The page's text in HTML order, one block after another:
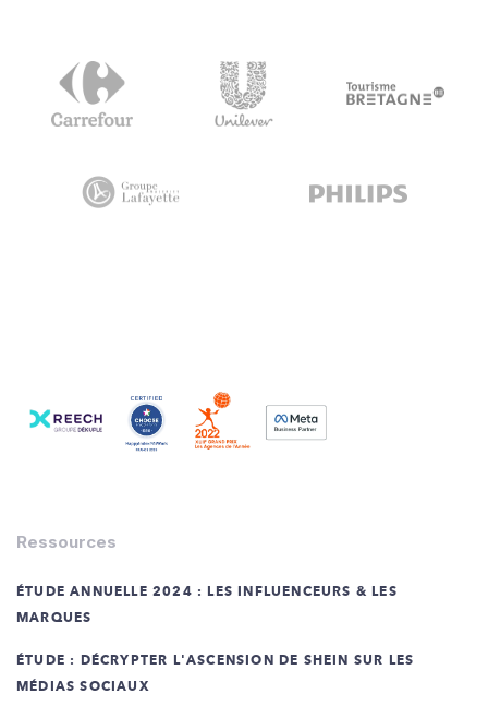
Ressources
ÉTUDE ANNUELLE 2024 : LES INFLUENCEURS & LES
MARQUES
ÉTUDE : DÉCRYPTER L'ASCENSION DE SHEIN SUR LES
MÉDIAS SOCIAUX